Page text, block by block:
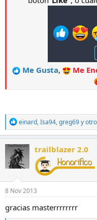
Me Gusta, Me
R
e
a
c
c
i
o
n
s
einard,Isa94,greg69y
trailblazer 2.0
8 Nov 2013
gracias masterrrrrrrr